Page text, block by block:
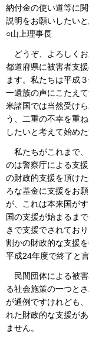
納付金の使い道等に
説明をお願いしたい
○山上理事長
どうぞ、よろしく
都道府県に被害者支
ます。私たちは平成
一遺族の声にこたえ
米諸国では当然受け
う、二重の不幸を重
したいと考えて始めた
私たちがこれまで
のは警察庁による支
の財政的支援を頂け
ろな基金に支援をお
が、これは本来国が
国の支援が始まるま
きで支援でされてお
割かの財政的な支援
平成24年度で終了と
民間団体による被
る社会施策の一つと
が通例ですけれども
れた財政的な支援が
ません。